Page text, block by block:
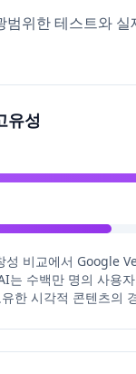
범위한 테스트와
유성
비교에서 Google
는 수백만 명의 사용
한 시각적 콘텐츠의